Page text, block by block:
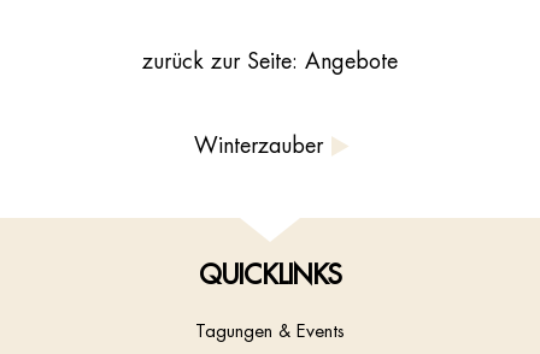
zurück zur Seite: Angebote
Winterzauber
QUICKLINKS
Tagungen & Events